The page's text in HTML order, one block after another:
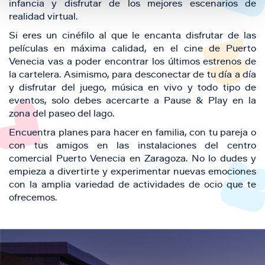
infancia y disfrutar de los mejores escenarios de
realidad virtual.
Si eres un cinéfilo al que le encanta disfrutar de las
películas en máxima calidad, en el cine de Puerto
Venecia vas a poder encontrar los últimos estrenos de
la cartelera. Asimismo, para desconectar de tu día a día
y disfrutar del juego, música en vivo y todo tipo de
eventos, solo debes acercarte a Pause & Play en la
zona del paseo del lago.
Encuentra planes para hacer en familia, con tu pareja o
con tus amigos en las instalaciones del centro
comercial Puerto Venecia en Zaragoza. No lo dudes y
empieza a divertirte y experimentar nuevas emociones
con la amplia variedad de actividades de ocio que te
ofrecemos.